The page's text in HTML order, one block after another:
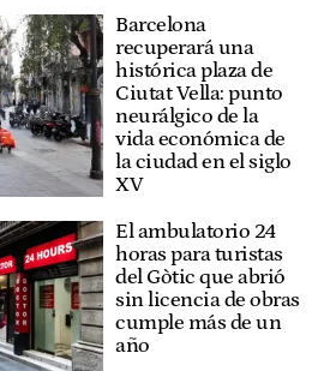
Barcelona
recuperará una
histórica plaza de
Ciutat Vella: punto
neurálgico de la
vida económica de
la ciudad en el siglo
XV
El ambulatorio 24
horas para turistas
del Gòtic que abrió
sin licencia de obras
cumple más de un
año